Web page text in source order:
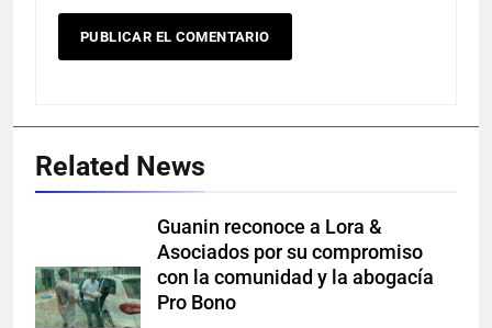
Related News
Guanin reconoce a Lora &
Asociados por su compromiso
con la comunidad y la abogacía
Pro Bono